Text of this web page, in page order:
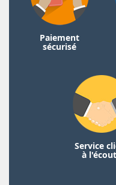
Paiement
sécurisé
Service
à